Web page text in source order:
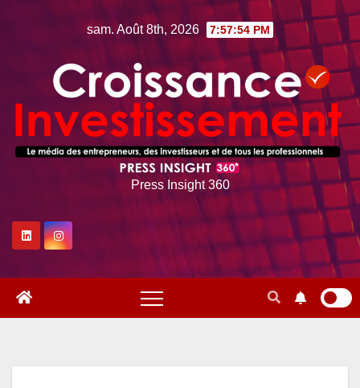
sam. Août 8th, 2026 7:57:55 PM
Press Insight 360